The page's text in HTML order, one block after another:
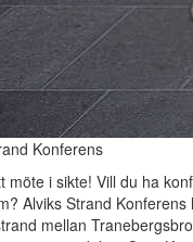
Konferens
möte i sikte! Vill du ha
Alviks Strand
mellan